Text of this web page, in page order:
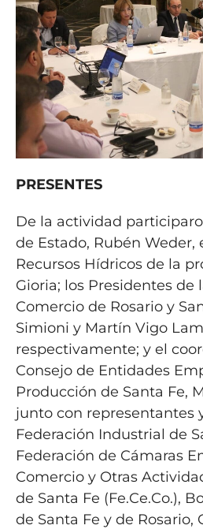
PRESENTES
De la actividad
de Estado, Rubén Weder,
Recursos Hídricos de la
Gioria; los Presidentes de
Comercio de Rosario y
Simioni y Martín Vigo
respectivamente; y el
Consejo de Entidades
Producción de Santa Fe,
junto con representantes
Federación Industrial de
Federación de Cámaras
Comercio y Otras
de Santa Fe (Fe.Ce.Co.),
de Santa Fe y de Rosario,